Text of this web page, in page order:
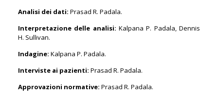
Analisi dei dati: Prasad R. Padala.
Interpretazione delle analisi: Kalpana P. Padala, Dennis
H. Sullivan.
Indagine: Kalpana P. Padala.
Interviste ai pazienti: Prasad R. Padala.
Approvazioni normative: Prasad R. Padala.